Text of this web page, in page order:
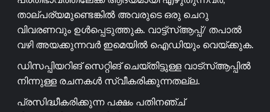
താല്പര്യമുണ്ടെങ്കിൽ അവരുടെ ഒരു ചെറു
വിവരണവും ഉൾപ്പെടുത്തുക. വാട്ട്സ്ആപ്പ്/ തപാൽ
വഴി അയക്കുന്നവർ ഇമെയിൽ ഐഡിയും വെയ്ക്കുക.
ഡിസപ്പിയറിങ് സെറ്റിങ് ചെയ്തിട്ടുള്ള വാട്സ്ആപ്പിൽ
നിന്നുള്ള രചനകൾ സ്വീകരിക്കുന്നതല്ല.
പ്രസിദ്ധീകരിക്കുന്ന പക്ഷം പതിനഞ്ച്